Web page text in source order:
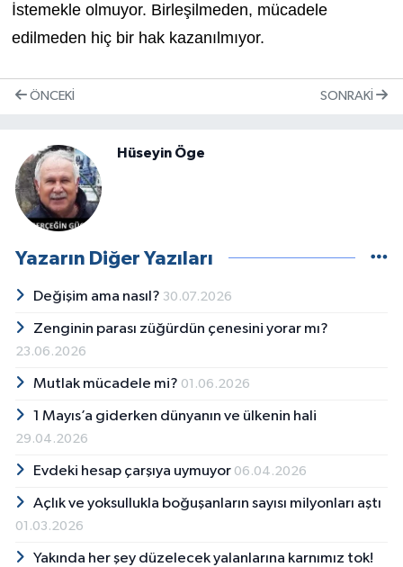
İstemekle olmuyor. Birleşilmeden, mücadele
edilmeden hiç bir hak kazanılmıyor.
ÖNCEKI SONRAKI
Hüseyin Öge
Yazarın Diğer Yazıları
Değişim ama nasıl? 30.07.2026
Zenginin parası züğürdün çenesini yorar mı?
23.06.2026
Mutlak mücadele mi? 01.06.2026
1 Mayıs’a giderken dünyanın ve ülkenin hali
29.04.2026
Evdeki hesap çarşıya uymuyor 06.04.2026
Açlık ve yoksullukla boğuşanların sayısı milyonları aştı
01.03.2026
Yakında her şey düzelecek yalanlarına karnımız tok!